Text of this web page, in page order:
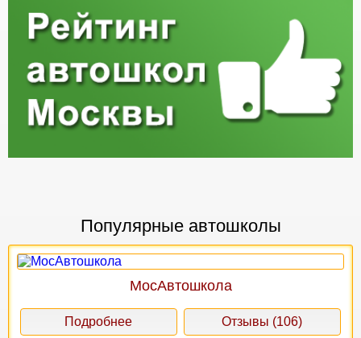
Популярные автошколы
МосАвтошкола
Подробнее Отзывы (106)